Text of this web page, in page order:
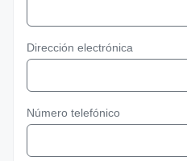
Dirección electrónica
Número telefónico